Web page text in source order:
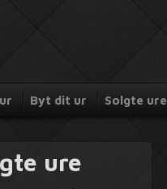
Byt dit ur Solgte ure
ure